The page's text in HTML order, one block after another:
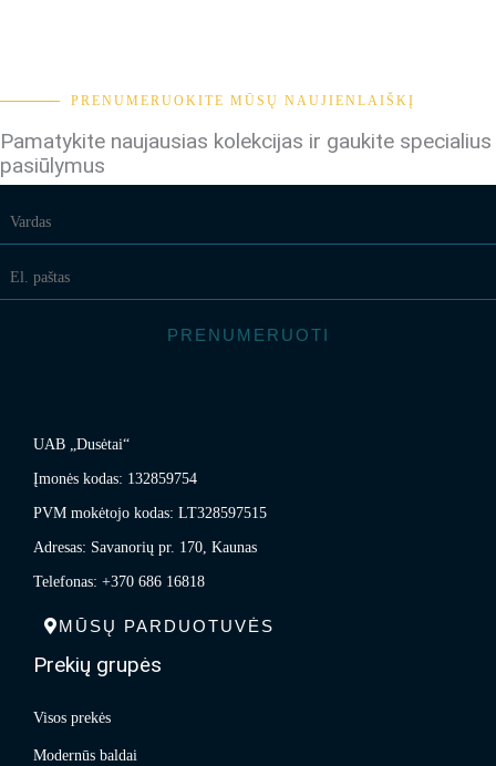
PRENUMERUOKITE MŪSŲ NAUJIENLAIŠKĮ
Pamatykite naujausias kolekcijas ir gaukite specialius
pasiūlymus
PRENUMERUOTI
UAB „Dusėtai“
Įmonės kodas: 132859754
PVM mokėtojo kodas: LT328597515
Adresas: Savanorių pr. 170, Kaunas
Telefonas: +370 686 16818
MŪSŲ PARDUOTUVĖS
Prekių grupės
Visos prekės
Modernūs baldai